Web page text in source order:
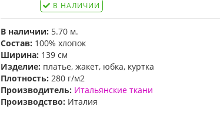
В НАЛИЧИИ
В наличии: 5.70 м.
Состав: 100% хлопок
Ширина: 139 см
Изделие: платье, жакет, юбка, куртка
Плотность: 280 г/м2
Производитель: Итальянские ткани
Производство: Италия